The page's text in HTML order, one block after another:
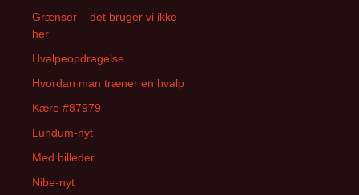
Grænser – det bruger vi ikke
her
Hvalpeopdragelse
Hvordan man træner en hvalp
Kære #87979
Lundum-nyt
Med billeder
Nibe-nyt